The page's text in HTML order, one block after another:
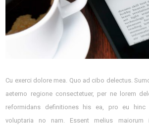
Cu exerci dolore mea. Quo ad cibo delectus.
aeterno regione consectetuer, per ne lorem
reformidans definitiones his ea, pro eu hinc
voluptaria no nam. Essent melius